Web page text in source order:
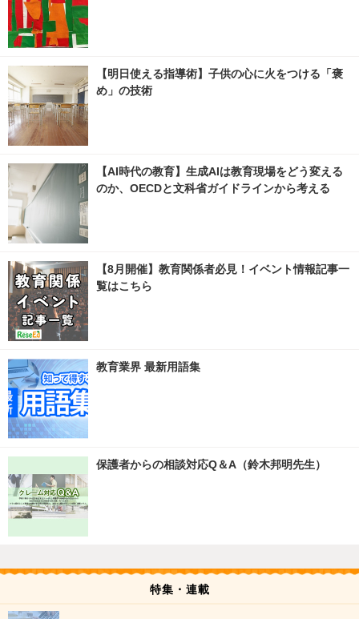
【明日使える指導術】子供の心に火をつける「褒
め」の技術
【AI時代の教育】生成AIは教育現場をどう変える
のか、OECDと文科省ガイドラインから考える
【8月開催】教育関係者必見！イベント情報記事一
覧はこちら
教育業界 最新用語集
保護者からの相談対応Q＆A（鈴木邦明先生）
特集・連載